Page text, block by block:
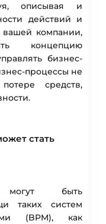
описывая и
действий и
вашей компании,
концепцию
бизнес-
процессы не
средств,
стать
могут быть
таких систем
(BPM), как